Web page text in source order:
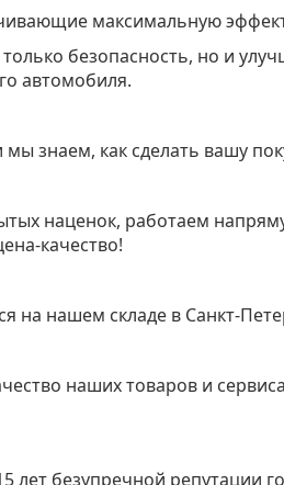
максимальную
безопасность, но и
автомобиля.
знаем, как сделать вашу
наценок, работаем
качество!
на нашем складе в Санкт-
наших товаров и
лет безупречной репутации